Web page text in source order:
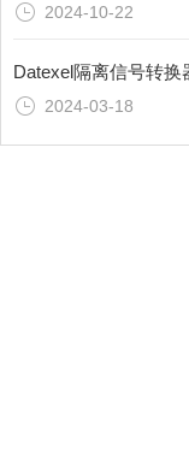
2024-10-22
Datexel隔离信号转换
2024-03-18